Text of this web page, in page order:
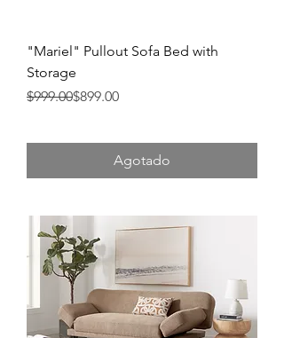
"Mariel" Pullout Sofa Bed with
Storage
Precio
$999.00
Precio de oferta
$899.00
Agotado